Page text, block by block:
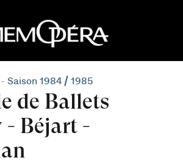
Saison 1984 / 1985
de Ballets
- Béjart -